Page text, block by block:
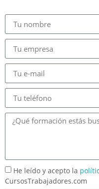
He leído y acepto la
CursosTrabajadores.com